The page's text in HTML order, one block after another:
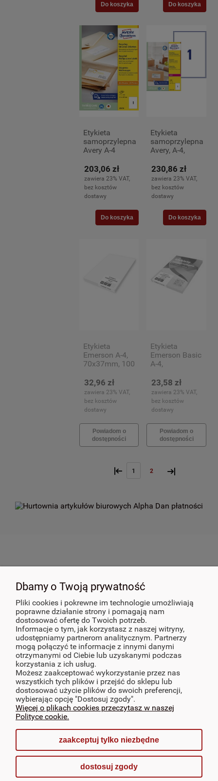
Do koszyka Do koszyka
Etykieta
samoprzylepna
Avery A-4
100 arkuszy
203,06 zł
zawiera 23% VAT,
bez kosztów
dostawy
Do koszyka
Etykieta
samoprzylepna
Avery, A-4,
100 arkuszy
(1)
230,86 zł
zawiera 23% VAT,
bez kosztów
dostawy
Do koszyka
Etykieta
Emerson A-4,
70x37mm, 100
opakowanie
(24)
32,96 zł
zawiera 23% VAT,
bez kosztów
dostawy
Powiadom o
dostępności
Etykieta
Emerson Basic
A-4,
100 arkuszy
(2)
23,58 zł
zawiera 23% VAT,
bez kosztów
dostawy
Powiadom o
dostępności
« 1 2 »
PŁATNOŚCI I DOSTAWA
INFORMACJE
POLECANE
O NAS
MOJE KONTO
pokaż pełną wersję strony
Dbamy o Twoją prywatność
Pliki cookies i pokrewne im technologie umożliwiają
poprawne działanie strony i pomagają nam
dostosować ofertę do Twoich potrzeb.
Informacje o tym, jak korzystasz z naszej witryny,
udostępniamy partnerom analitycznym. Partnerzy
mogą połączyć te informacje z innymi danymi
otrzymanymi od Ciebie lub uzyskanymi podczas
korzystania z ich usług.
Możesz zaakceptować wykorzystanie przez nas
wszystkich tych plików i przejść do sklepu lub
dostosować użycie plików do swoich preferencji,
wybierając opcję "Dostosuj zgody".
Więcej o plikach cookies przeczytasz w naszej
Polityce cookie.
zaakceptuj tylko niezbędne
dostosuj zgody